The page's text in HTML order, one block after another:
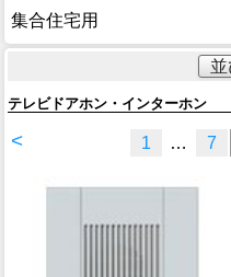
集合住宅用
並
テレビドアホン・インターホン
< 1 … 7